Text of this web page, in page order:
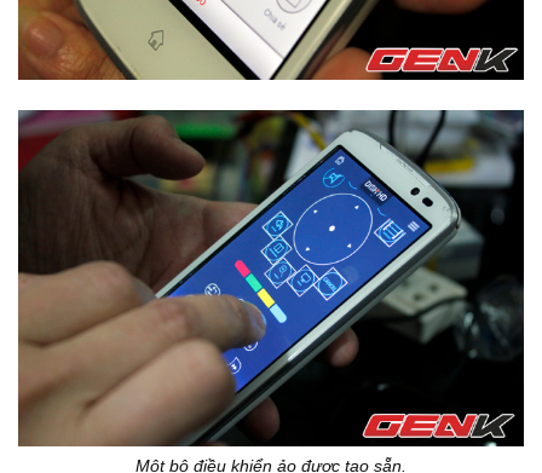
Một bộ điều khiển ảo được tạo sẵn.